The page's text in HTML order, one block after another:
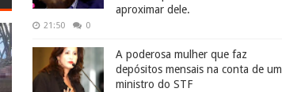
aproximar dele.
21:50 0
A poderosa mulher que faz
depósitos mensais na conta de um
ministro do STF